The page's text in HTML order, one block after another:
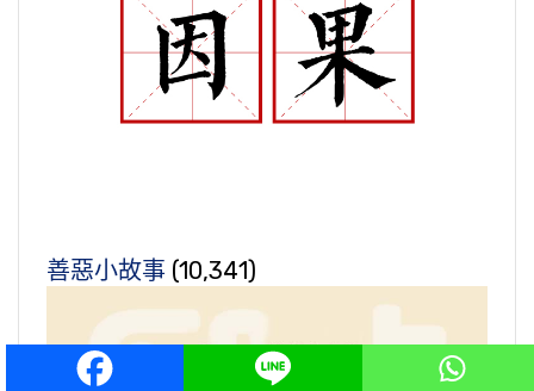
善惡小故事 (10,341)